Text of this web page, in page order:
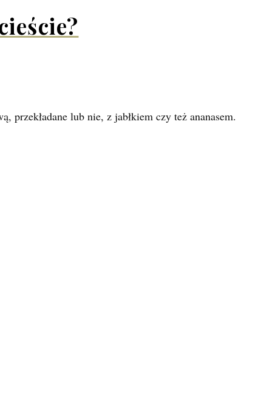
przekładane lub nie, z jabłkiem czy też ananasem.